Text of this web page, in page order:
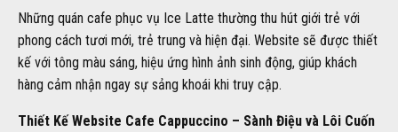
Những quán cafe phục vụ Ice Latte thường thu hút giới trẻ với
phong cách tươi mới, trẻ trung và hiện đại. Website sẽ được thiết
kế với tông màu sáng, hiệu ứng hình ảnh sinh động, giúp khách
hàng cảm nhận ngay sự sảng khoái khi truy cập.
Thiết Kế Website Cafe Cappuccino – Sành Điệu và Lôi Cuốn